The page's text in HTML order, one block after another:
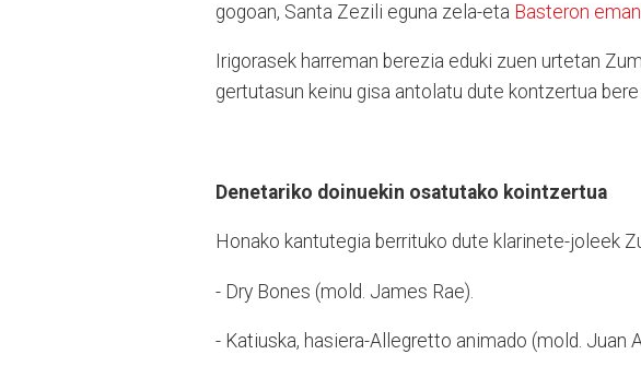
gogoan, Santa Zezili eguna zela-eta Basteron
Irigorasek harreman berezia eduki zuen urtetan
gertutasun keinu gisa antolatu dute kontzertua
Denetariko doinuekin osatutako kointzertua
Honako kantutegia berrituko dute klarinete-joleek
- Dry Bones (mold. James Rae).
- Katiuska, hasiera-Allegretto animado (mold. Juan